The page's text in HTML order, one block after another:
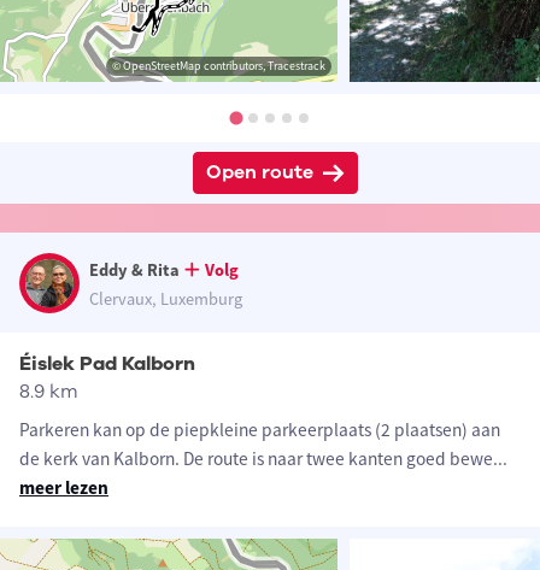
© OpenStreetMap contributors, Tracestrack
Open route
Eddy & Rita
Volg
Clervaux, Luxemburg
Éislek Pad Kalborn
8.9 km
Parkeren kan op de piepkleine parkeerplaats (2 plaatsen) aan
de kerk van Kalborn. De route is naar twee kanten goed bewe...
meer lezen